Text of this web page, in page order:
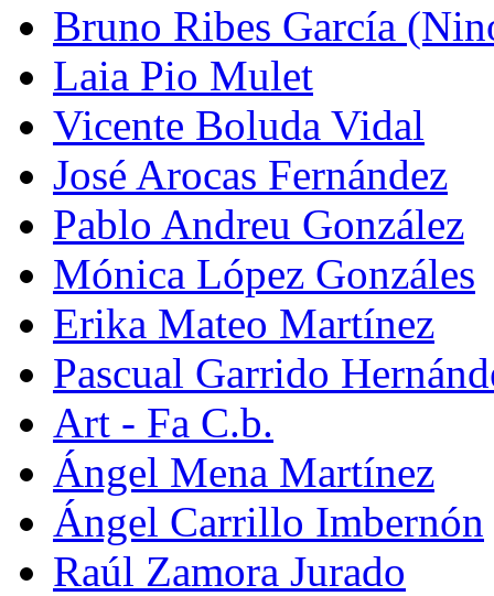
Bruno Ribes García
Laia Pio Mulet
Vicente Boluda Vidal
José Arocas Fernández
Pablo Andreu González
Mónica López Gonzáles
Erika Mateo Martínez
Pascual Garrido
Art - Fa C.b.
Ángel Mena Martínez
Ángel Carrillo Imbernón
Raúl Zamora Jurado